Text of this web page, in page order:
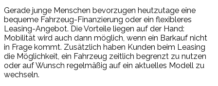
Gerade junge Menschen bevorzugen heutzutage eine
bequeme Fahrzeug-Finanzierung oder ein flexibleres
Leasing-Angebot. Die Vorteile liegen auf der Hand:
Mobilität wird auch dann möglich, wenn ein Barkauf nicht
in Frage kommt. Zusätzlich haben Kunden beim Leasing
die Möglichkeit, ein Fahrzeug zeitlich begrenzt zu nutzen
oder auf Wunsch regelmäßig auf ein aktuelles Modell zu
wechseln.